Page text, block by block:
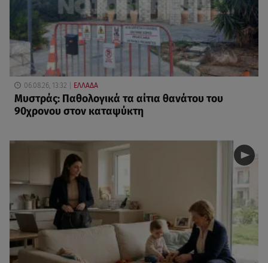
06.08.26, 13:32 ΕΛΛΑΔΑ
Μυστράς: Παθολογικά τα αίτια θανάτου του
90χρονου στον καταψύκτη